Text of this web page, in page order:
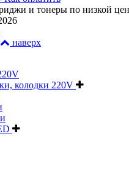
и тонеры по низкой
наверх
колодки 220V